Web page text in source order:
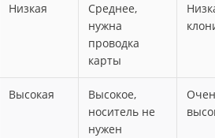
Низкая
Среднее,
нужна
проводка
карты
Высокая
Высокое,
носитель не
нужен